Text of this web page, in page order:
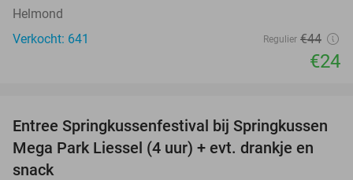
Helmond
Verkocht: 641
Regulier €44
€24
53%
Entree Springkussenfestival bij Springkussen
Mega Park Liessel (4 uur) + evt. drankje en
snack